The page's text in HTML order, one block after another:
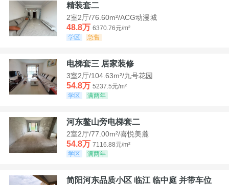
精装套二
2室2厅/76.60m²/ACG动漫城
48.8万 6370.76元/m²
学区
急售
电梯套三 居家装修
3室2厅/104.63m²/九号花园
54.8万 5237.5元/m²
学区
满两年
河东鳌山旁电梯套二
2室2厅/77.00m²/喜悦美麓
54.8万 7116.88元/m²
学区
满两年
简阳河东品质小区 临江 临中庭 并带车位